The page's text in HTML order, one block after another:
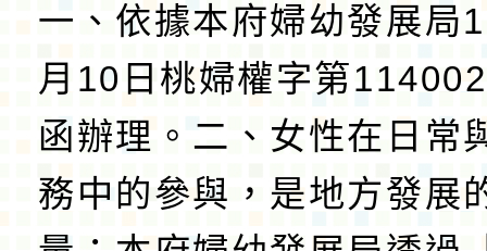
一、依據本府婦幼發展局
月10日桃婦權字第
函辦理。二、女性在日常
務中的參與，是地方發展